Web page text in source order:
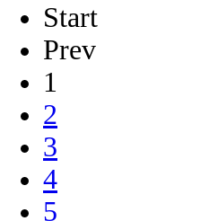
Start
Prev
1
2
3
4
5